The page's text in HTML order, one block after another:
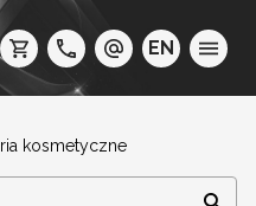
EN
kosmetyczne